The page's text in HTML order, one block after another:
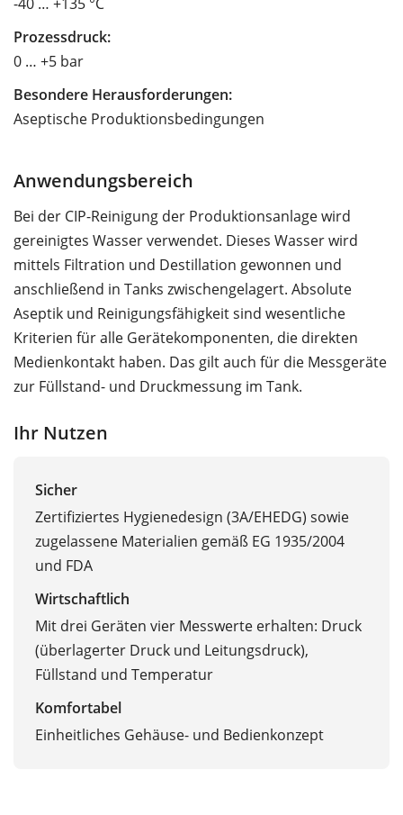
Prozessdruck:
0 … +5 bar
Besondere Herausforderungen:
Aseptische Produktionsbedingungen
Anwendungsbereich
Bei der CIP-Reinigung der Produktionsanlage wird
gereinigtes Wasser verwendet. Dieses Wasser wird
mittels Filtration und Destillation gewonnen und
anschließend in Tanks zwischengelagert. Absolute
Aseptik und Reinigungsfähigkeit sind wesentliche
Kriterien für alle Gerätekomponenten, die direkten
Medienkontakt haben. Das gilt auch für die Messgeräte
zur Füllstand- und Druckmessung im Tank.
Ihr Nutzen
Sicher
Zertifiziertes Hygienedesign (3A/EHEDG) sowie
zugelassene Materialien gemäß EG 1935/2004
und FDA
Wirtschaftlich
Mit drei Geräten vier Messwerte erhalten: Druck
(überlagerter Druck und Leitungsdruck),
Füllstand und Temperatur
Komfortabel
Einheitliches Gehäuse- und Bedienkonzept